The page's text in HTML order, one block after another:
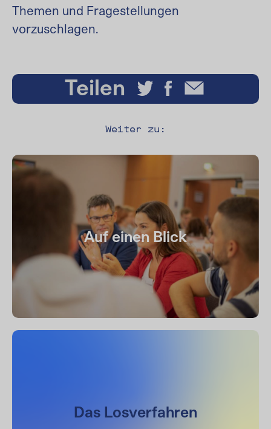
Themen und Fragestellungen
vorzuschlagen.
Teilen
Weiter zu:
Auf einen Blick
Das Losverfahren